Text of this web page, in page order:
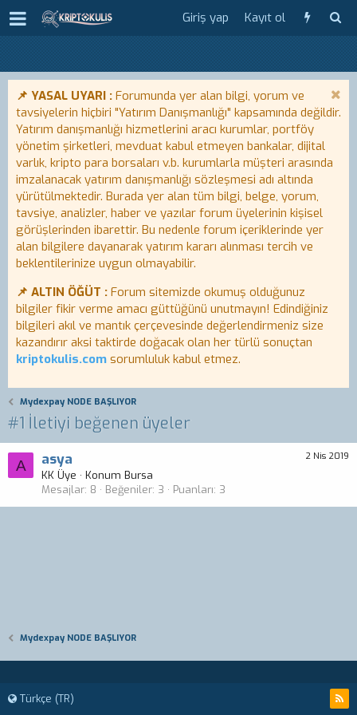
Giriş yap Kayıt ol
📌 YASAL UYARI : Forumunda yer alan bilgi, yorum ve
tavsiyelerin hiçbiri "Yatırım Danışmanlığı" kapsamında değildir.
Yatırım danışmanlığı hizmetlerini aracı kurumlar, portföy
yönetim şirketleri, mevduat kabul etmeyen bankalar, dijital
varlık, kripto para borsaları v.b. kurumlarla müşteri arasında
imzalanacak yatırım danışmanlığı sözleşmesi adı altında
yürütülmektedir. Burada yer alan tüm bilgi, belge, yorum,
tavsiye, analizler, haber ve yazılar forum üyelerinin kişisel
görüşlerinden ibarettir. Bu nedenle forum içeriklerinde yer
alan bilgilere dayanarak yatırım kararı alınması tercih ve
beklentilerinize uygun olmayabilir.
📌 ALTIN ÖĞÜT : Forum sitemizde okumuş olduğunuz
bilgiler fikir verme amacı güttüğünü unutmayın! Edindiğiniz
bilgileri akıl ve mantık çerçevesinde değerlendirmeniz size
kazandırır aksi taktirde doğacak olan her türlü sonuçtan
kriptokulis.com sorumluluk kabul etmez.
Mydexpay NODE BAŞLIYOR
#1 İletiyi beğenen üyeler
A
2 Nis 2019
asya
KK Üye · Konum Bursa
Mesajlar 8 Beğeniler 3 Puanları 3
Mydexpay NODE BAŞLIYOR
Türkçe (TR)